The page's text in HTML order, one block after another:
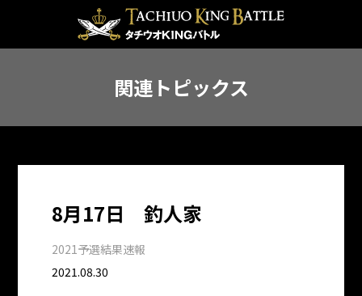
関連トピックス
8月17日 釣人家
2021予選結果速報
2021.08.30